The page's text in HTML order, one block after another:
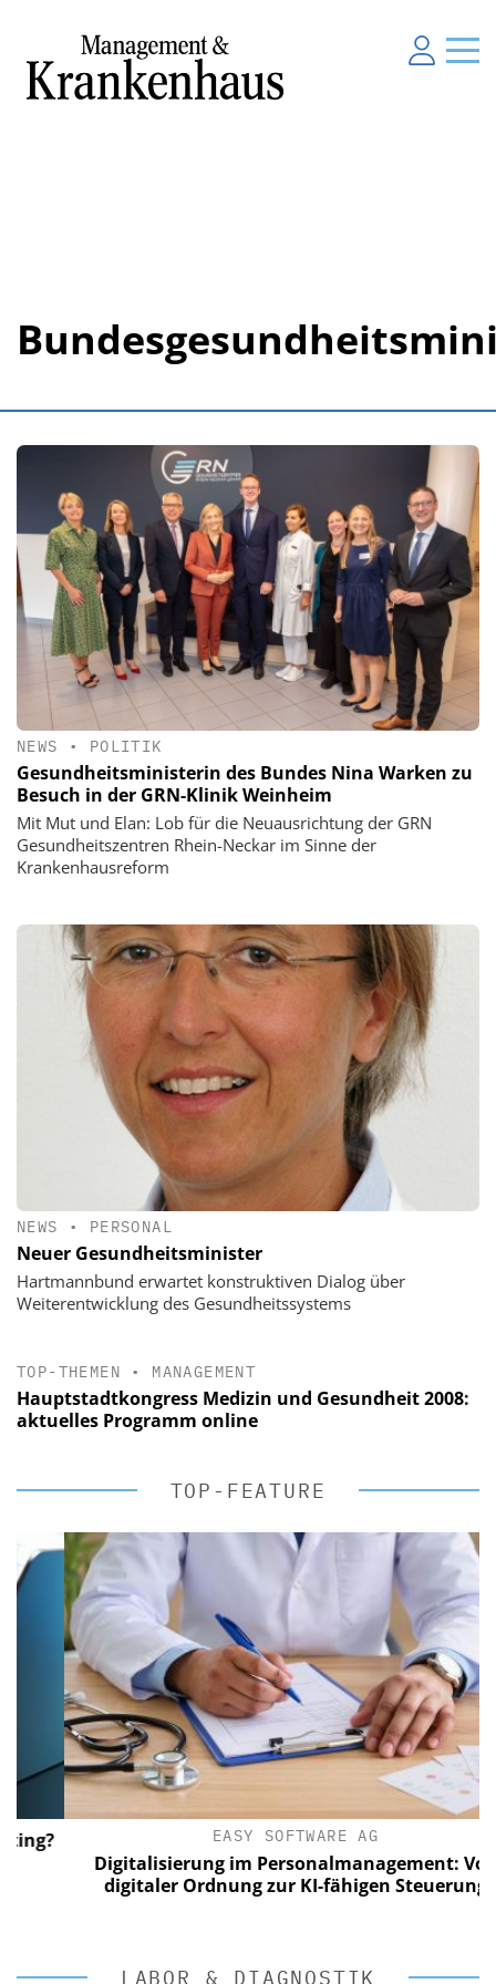
NEWS • POLITIK
Gesundheitsministerin des Bundes Nina Warken zu
Besuch in der GRN-Klinik Weinheim
Mit Mut und Elan: Lob für die Neuausrichtung der GRN
Gesundheitszentren Rhein-Neckar im Sinne der
Krankenhausreform
NEWS • PERSONAL
Neuer Gesundheitsminister
Hartmannbund erwartet konstruktiven Dialog über
Weiterentwicklung des Gesundheitssystems
TOP-THEMEN • MANAGEMENT
Hauptstadtkongress Medizin und Gesundheit 2008:
aktuelles Programm online
TOP-FEATURE
EASY SOFTWARE AG
Digitalisierung im Personalmanagement: Von
digitaler Ordnung zur KI-fähigen Steuerung
LABOR & DIAGNOSTIK